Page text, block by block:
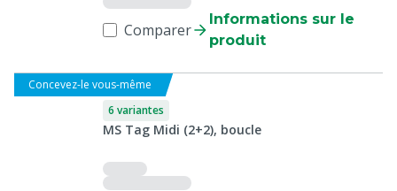
Comparer
Informations sur le
produit
Concevez-le vous-même
6 variantes
MS Tag Midi (2+2), boucle